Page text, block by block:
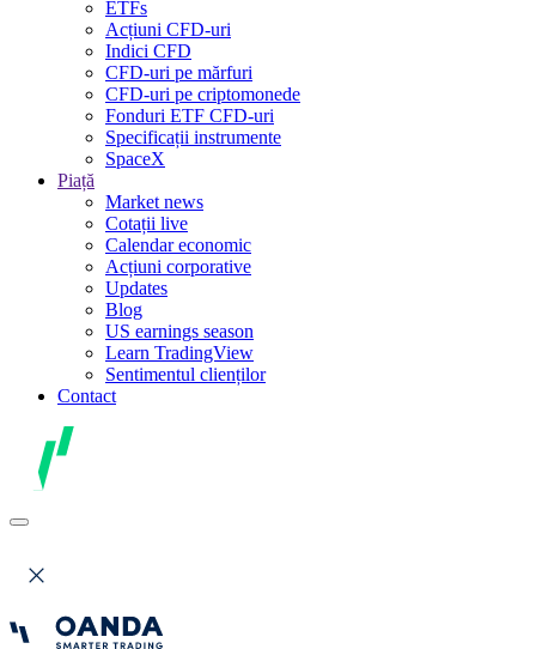
ETFs
Acțiuni CFD-uri
Indici CFD
CFD-uri pe mărfuri
CFD-uri pe criptomonede
Fonduri ETF CFD-uri
Specificații instrumente
SpaceX
Piață
Market news
Cotații live
Calendar economic
Acțiuni corporative
Updates
Blog
US earnings season
Learn TradingView
Sentimentul clienților
Contact